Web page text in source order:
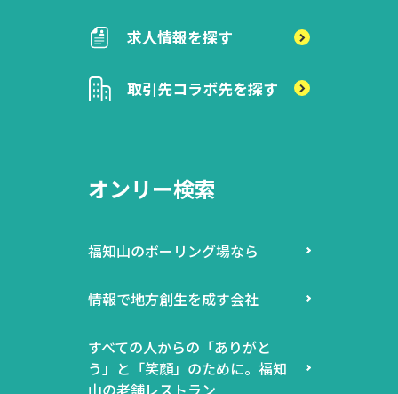
求人情報を探す
取引先コラボ先を探す
オンリー検索
福知山のボーリング場なら
情報で地方創生を成す会社
すべての人からの「ありがと
う」と「笑顔」のために。福知
山の老舗レストラン